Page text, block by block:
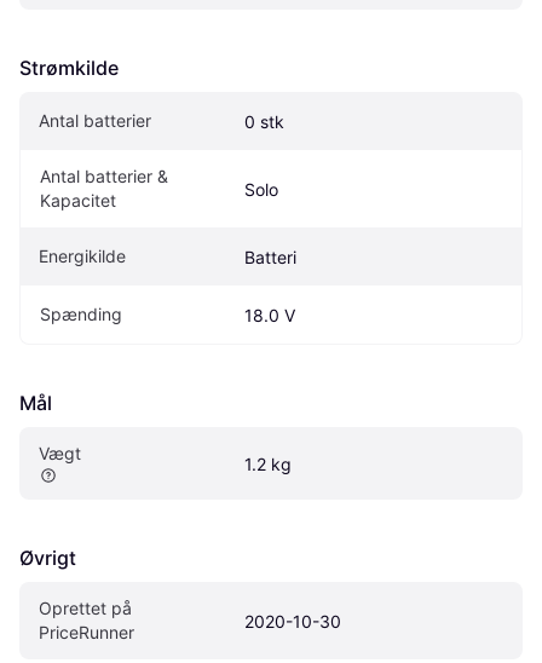
Strømkilde
Antal batterier 0 stk
Antal batterier &
Kapacitet
Solo
Energikilde Batteri
Spænding 18.0 V
Mål
Vægt
1.2 kg
Øvrigt
Oprettet på
PriceRunner
2020-10-30